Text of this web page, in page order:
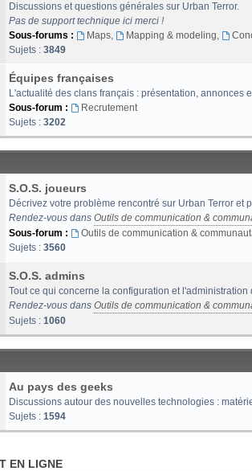
Discussions et questions générales sur Urban Terror.
Pas de support technique ici merci !
Sous-forums :
Maps, Mapping & modeling,
Sujets : 3849
Équipes françaises
L'actualité des clans français : présentation, annonces
Sous-forum :
Recrutement
Sujets : 3202
S.O.S. joueurs
Décrivez votre problème rencontré sur Urban Terror
Rendez-vous dans Outils de communication &
Sous-forum :
Outils de communication &
Sujets : 3560
S.O.S. admins
Tout ce qui concerne la configuration et l'administration
Rendez-vous dans Outils de communication &
Sujets : 1060
Au pays des geeks
Discussions autour des nouvelles technologies :
Sujets : 1594
EN LIGNE